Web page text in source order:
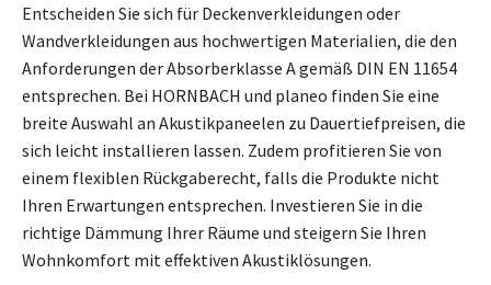
Entscheiden Sie sich für Deckenverkleidungen oder
Wandverkleidungen aus hochwertigen Materialien, die den
Anforderungen der Absorberklasse A gemäß DIN EN 11654
entsprechen. Bei HORNBACH und planeo finden Sie eine
breite Auswahl an Akustikpaneelen zu Dauertiefpreisen, die
sich leicht installieren lassen. Zudem profitieren Sie von
einem flexiblen Rückgaberecht, falls die Produkte nicht
Ihren Erwartungen entsprechen. Investieren Sie in die
richtige Dämmung Ihrer Räume und steigern Sie Ihren
Wohnkomfort mit effektiven Akustiklösungen.